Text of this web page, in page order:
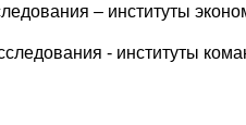
– институты
- институты